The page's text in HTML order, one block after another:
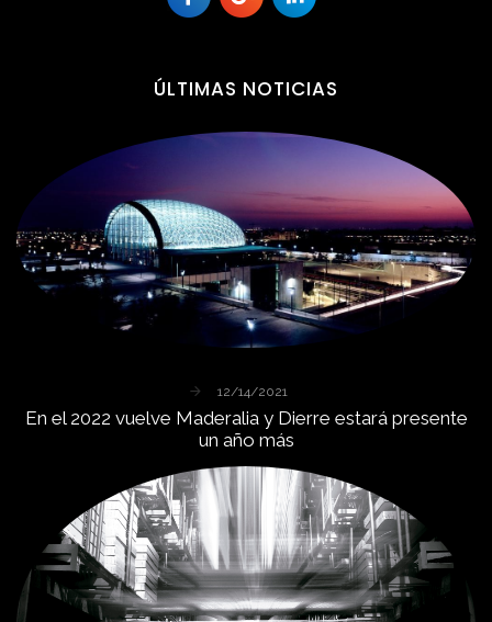
ÚLTIMAS NOTICIAS
12/14/2021
En el 2022 vuelve Maderalia y Dierre estará presente
un año más